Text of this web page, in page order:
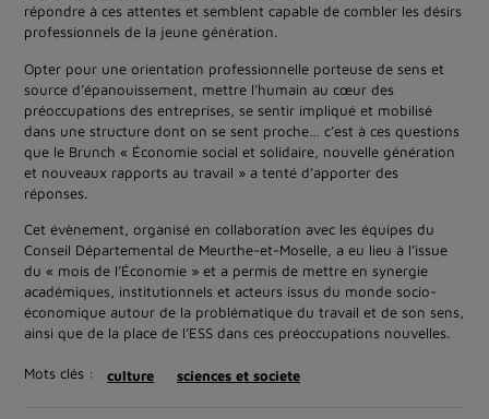
répondre à ces attentes et semblent capable de combler les désirs
professionnels de la jeune génération.
Opter pour une orientation professionnelle porteuse de sens et
source d’épanouissement, mettre l’humain au cœur des
préoccupations des entreprises, se sentir impliqué et mobilisé
dans une structure dont on se sent proche… c’est à ces questions
que le Brunch « Économie social et solidaire, nouvelle génération
et nouveaux rapports au travail » a tenté d’apporter des
réponses.
Cet évènement, organisé en collaboration avec les équipes du
Conseil Départemental de Meurthe-et-Moselle, a eu lieu à l’issue
du « mois de l’Économie » et a permis de mettre en synergie
académiques, institutionnels et acteurs issus du monde socio-
économique autour de la problématique du travail et de son sens,
ainsi que de la place de l’ESS dans ces préoccupations nouvelles.
Mots clés : culture sciences et societe